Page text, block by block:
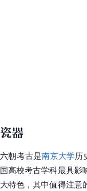
瓷器
六朝考古是南京大学历
国高校考古学科最具影
大特色，其中值得注意